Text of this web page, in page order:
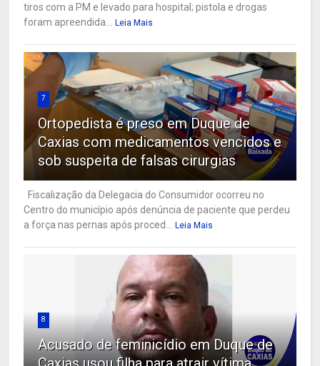
tiros com a PM e levado para hospital; pistola e drogas
foram apreendida...
Leia Mais
7
Ortopedista é preso em Duque de
Caxias com medicamentos vencidos e
sob suspeita de falsas cirurgias
Fiscalização da Delegacia do Consumidor ocorreu no
Centro do município após denúncia de paciente que perdeu
a força nas pernas após proced...
Leia Mais
8
Acusado de feminicídio em Duque de